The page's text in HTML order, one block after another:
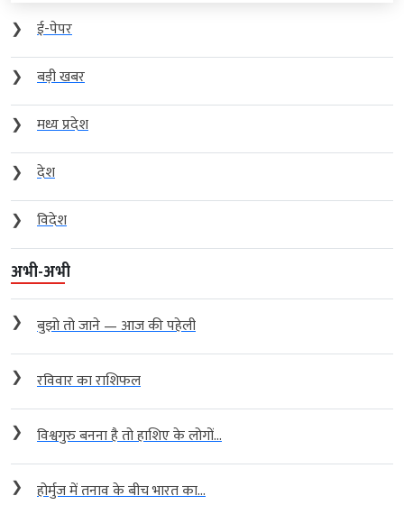
❯
ई-पेपर
❯
बड़ी खबर
❯
मध्य प्रदेश
❯
देश
❯
विदेश
अभी-अभी
❯ बुझो तो जाने — आज की पहेली
❯ रविवार का राशिफल
❯ विश्वगुरु बनना है तो हाशिए के लोगों...
❯ होर्मुज में तनाव के बीच भारत का...